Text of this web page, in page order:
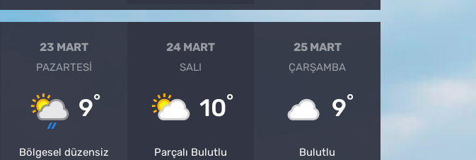
23 MART
PAZARTESI
9°
Bölgesel düzensiz
24 MART
SALI
10°
Parçalı Bulutlu
25 MART
ÇARŞAMBA
9°
Bulutlu